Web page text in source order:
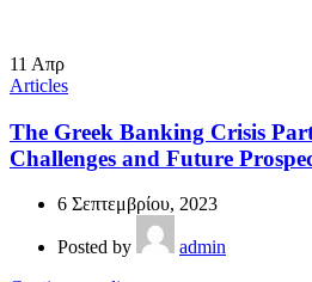
11 Απρ
Articles
The Greek Banking Crisis
Challenges and Future
6 Σεπτεμβρίου, 2023
Posted by
admin